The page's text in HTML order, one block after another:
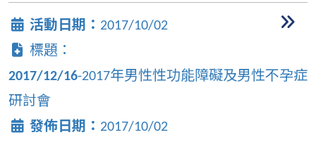
活動日期： 2017/10/02
標題：
2017/12/16-2017年男性性功能障礙及男性不孕症
研討會
發佈日期： 2017/10/02